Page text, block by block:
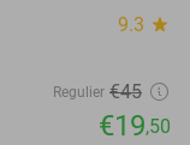
9.3 star
Regulier €45
€19,50